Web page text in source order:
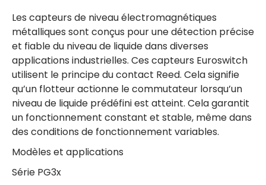
Les capteurs de niveau électromagnétiques
métalliques sont conçus pour une détection précise
et fiable du niveau de liquide dans diverses
applications industrielles. Ces capteurs Euroswitch
utilisent le principe du contact Reed. Cela signifie
qu’un flotteur actionne le commutateur lorsqu’un
niveau de liquide prédéfini est atteint. Cela garantit
un fonctionnement constant et stable, même dans
des conditions de fonctionnement variables.
Modèles et applications
Série PG3x